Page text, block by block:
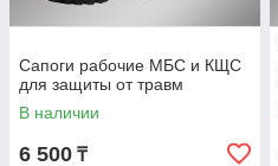
Сапоги рабочие МБС и КЩС
для защиты от травм
В наличии
6 500 ₸